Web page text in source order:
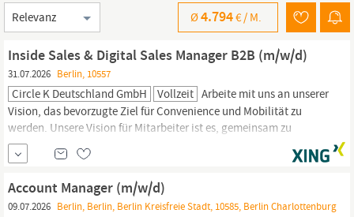
Sortierung
Ø4.794€ / M.
Inside Sales & Digital Sales Manager B2B (m/w/d)
31.07.2026 Berlin, 10557
Circle K Deutschland GmbH Vollzeit Arbeite mit uns an unserer
Vision, das bevorzugte Ziel für Convenience und Mobilität zu
werden. Unsere Vision für Mitarbeiter ist es, gemeinsam zu
wachsen. Bist Du bereit, Deine Karriere voranzutreiben? Dann
bewirb Dich bei uns! Wir suchen Dich als Inside
& Digital
B2B (w/m/d) in
Account Manager (m/w/d)
09.07.2026 Berlin, Berlin, Berlin Kreisfreie Stadt, 10585, Berlin Charlottenburg